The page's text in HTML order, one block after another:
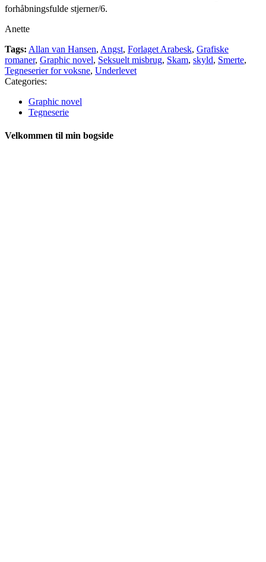
forhåbningsfulde stjerner/6.
Anette
Tags: Allan van Hansen, Angst, Forlaget Arabesk, Grafiske
romaner, Graphic novel, Seksuelt misbrug, Skam, skyld, Smerte,
Tegneserier for voksne, Underlevet
Categories:
Graphic novel
Tegneserie
Velkommen til min bogside